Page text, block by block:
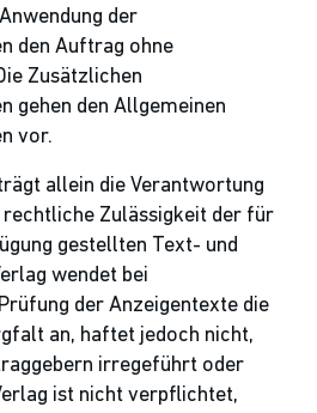
der
den Auftrag ohne
Zusätzlichen
gehen den Allgemeinen
vor.
allein die Verantwortung
rechtliche Zulässigkeit der für
gestellten Text- und
wendet bei
der Anzeigentexte die
an, haftet jedoch nicht,
irregeführt oder
ist nicht verpflichtet,